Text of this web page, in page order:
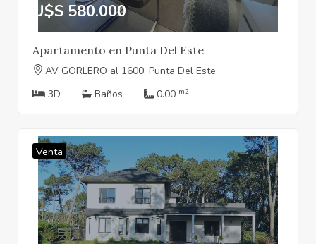
U$S 580.000
Apartamento en Punta Del Este
AV GORLERO al 1600, Punta Del Este
3D
Baños 0.00 m2
Venta